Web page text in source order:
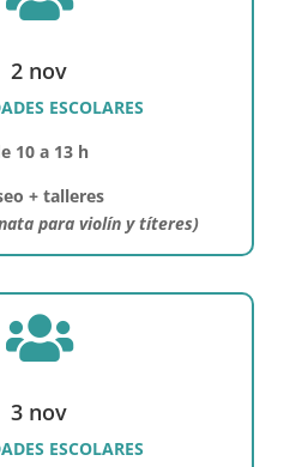
2 nov
ESCOLARES
10 a 13 h
+ talleres
para violín y títeres)

3 nov
ESCOLARES